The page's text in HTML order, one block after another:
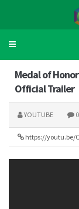
Toggle
Medal of
Official Trailer
YOUTUBE 0
https://youtu.be/